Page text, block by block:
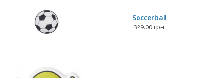
Soccerball
329.00 грн.